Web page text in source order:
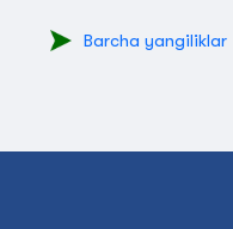
Barcha yangiliklar